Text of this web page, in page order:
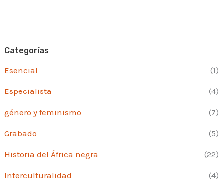
Categorías
Esencial (1)
Especialista (4)
género y feminismo (7)
Grabado (5)
Historia del África negra (22)
Interculturalidad (4)